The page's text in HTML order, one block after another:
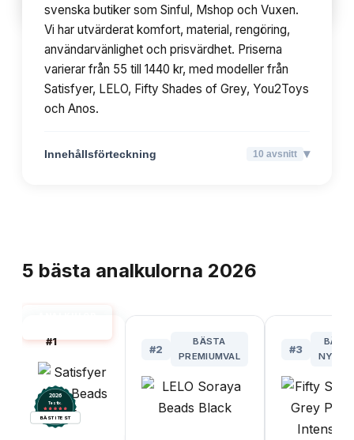
svenska butiker som Sinful, Mshop och Vuxen.
Vi har utvärderat komfort, material, rengöring,
användarvänlighet och prisvärdhet. Priserna
varierar från 55 till 1440 kr, med modeller från
Satisfyer, LELO, Fifty Shades of Grey, You2Toys
och Anos.
Innehållsförteckning 10 avsnitt ▾
5 bästa analkulorna 2026
#1
2026
Testix.
BÄST I TEST
#2
BÄSTA
PREMIUMVAL
#3
BÄST